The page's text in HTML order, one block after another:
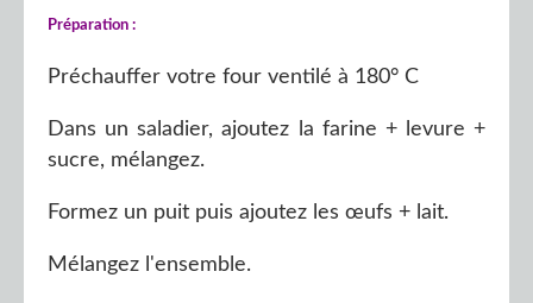
Préparation :
Préchauffer votre four ventilé à 180° C
Dans un saladier, ajoutez la farine + levure +
sucre, mélangez.
Formez un puit puis ajoutez les œufs + lait.
Mélangez l'ensemble.